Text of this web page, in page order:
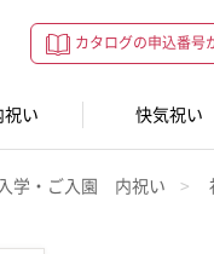
カタログの申込番号
祝い 快気祝い
学・ご入園 内祝い